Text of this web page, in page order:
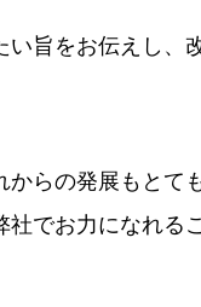
旨をお伝えし
らの発展もとて
でお力になれる